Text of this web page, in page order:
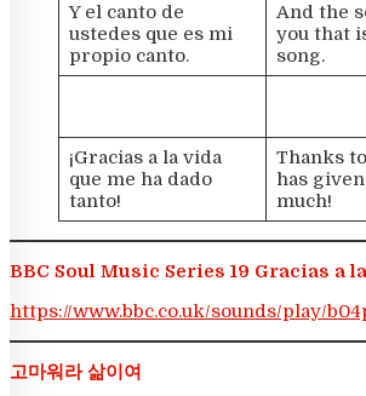
Y el canto de
ustedes que es mi
propio canto.
And the
you that
song.
¡Gracias a la vida
que me ha dado
tanto!
Thanks
has
much!
BBC Soul Music Series 19 Gracias a
https://www.bbc.co.uk/sounds/play/
고마워라 삶이여